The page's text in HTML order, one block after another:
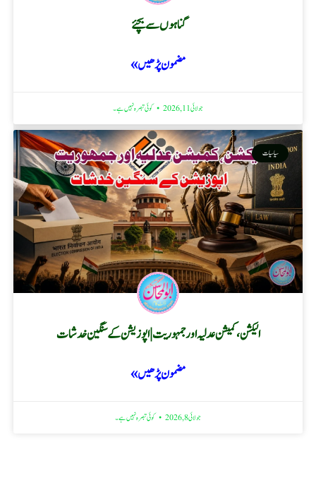
گناہوں سے بچئے
مضمون پڑھیں »
جولائی 11, 2026 کوئی تبصرہ نہیں ہے۔
سیاسیات
الیکشن، کمیشن عدلیہ اور جمہوریت | اپوزیشن کے سنگین خدشات
مضمون پڑھیں »
جولائی 8, 2026 کوئی تبصرہ نہیں ہے۔